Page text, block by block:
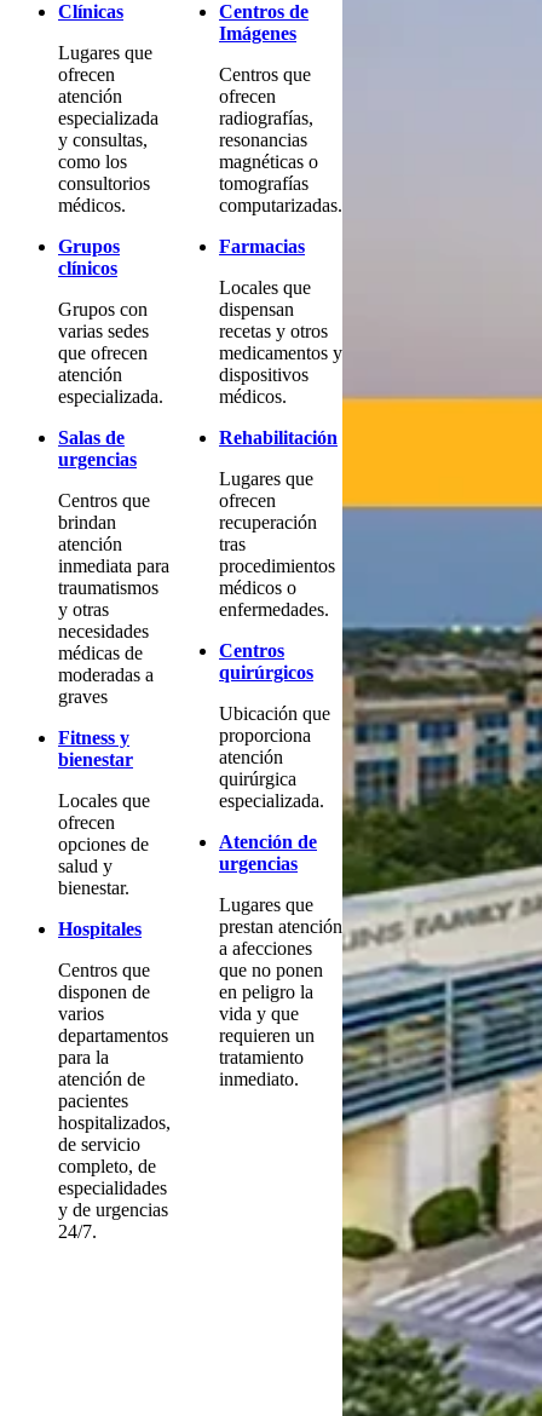
Clínicas
Lugares que
ofrecen
atención
especializada
y consultas,
como los
consultorios
médicos.
Grupos
clínicos
Grupos con
varias sedes
que ofrecen
atención
especializada.
Salas de
urgencias
Centros que
brindan
atención
inmediata para
traumatismos
y otras
necesidades
médicas de
moderadas a
graves
Fitness y
bienestar
Locales que
ofrecen
opciones de
salud y
bienestar.
Hospitales
Centros que
disponen de
varios
departamentos
para la
atención de
pacientes
hospitalizados,
de servicio
completo, de
especialidades
y de urgencias
24/7.
Centros de
Imágenes
Centros que
ofrecen
radiografías,
resonancias
magnéticas o
tomografías
computarizadas.
Farmacias
Locales que
dispensan
recetas y otros
medicamentos y
dispositivos
médicos.
Rehabilitación
Lugares que
ofrecen
recuperación
tras
procedimientos
médicos o
enfermedades.
Centros
quirúrgicos
Ubicación que
proporciona
atención
quirúrgica
especializada.
Atención de
urgencias
Lugares que
prestan atención
a afecciones
que no ponen
en peligro la
vida y que
requieren un
tratamiento
inmediato.